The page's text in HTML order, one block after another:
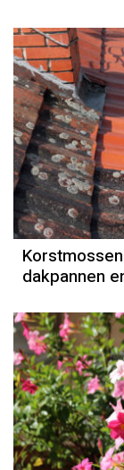
dakpannen